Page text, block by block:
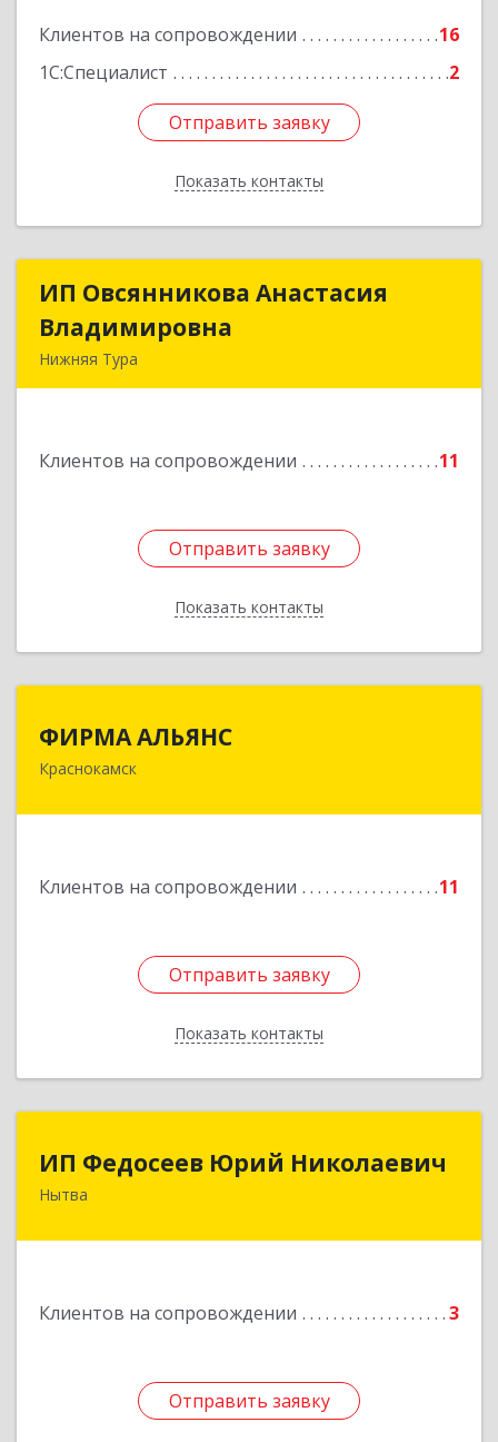
Клиентов на сопровождении
16
1С:Специалист
2
Отправить заявку
Показать контакты
Подробнее
Отправить заявку
Назад
ИП Овсянникова Анастасия
Владимировна
Нижняя Тура
Клиентов на сопровождении 11
Отправить заявку
Показать контакты
ИП Овсянникова Анастасия
Подробнее
Отправить заявку
Назад
ФИРМА АЛЬЯНС
Краснокамск
Клиентов на сопровождении 11
Отправить заявку
Показать контакты
Отправить заявку
Назад
ИП Федосеев Юрий Николаевич
Нытва
Клиентов на сопровождении 3
Отправить заявку
ИП Федосеев Юрий Николаевич
Отправить заявку